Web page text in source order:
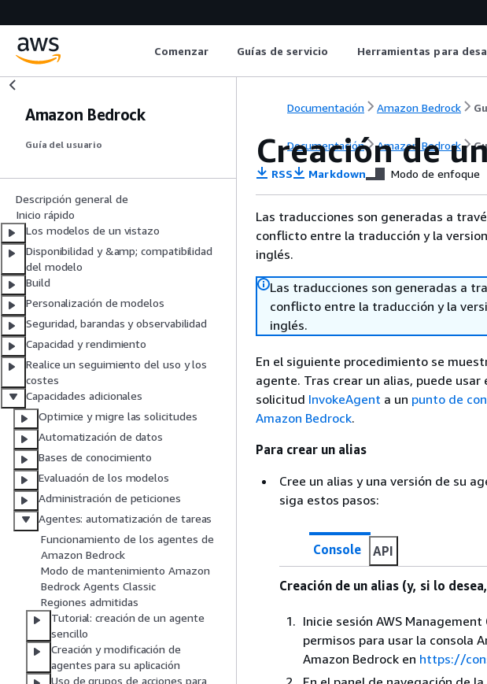
Comenzar Guías de servicio Herramientas para
Amazon Bedrock
Guía del usuario
Descripción general de
Inicio rápido
Los modelos de un vistazo
Disponibilidad y &amp; compatibilidad
del modelo
Build
Personalización de modelos
Seguridad, barandas y observabilidad
Capacidad y rendimiento
Realice un seguimiento del uso y los
costes
Capacidades adicionales
Optimice y migre las solicitudes
Automatización de datos
Bases de conocimiento
Evaluación de los modelos
Administración de peticiones
Agentes: automatización de tareas
Funcionamiento de los agentes de
Amazon Bedrock
Modo de mantenimiento Amazon
Bedrock Agents Classic
Regiones admitidas
Tutorial: creación de un agente
sencillo
Creación y modificación de
agentes para su aplicación
Uso de grupos de acciones para
Documentación Amazon Bedrock
Documentación Amazon Bedrock
Creación de
RSS Markdown Modo de enfoque
Las traducciones son generadas a
conflicto entre la traducción y la
inglés.
Las traducciones son generadas a
conflicto entre la traducción y la
inglés.
En el siguiente procedimiento se
agente. Tras crear un alias, puede
solicitud InvokeAgent a un punto de
Amazon Bedrock.
Para crear un alias
Cree un alias y una versión de su
siga estos pasos:
Console API
Creación de un alias (y, si lo
Inicie sesión AWS
permisos para usar la consola
Amazon Bedrock en https://